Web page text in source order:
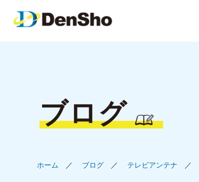
ブログ
ホーム ブログ テレビアンテナ